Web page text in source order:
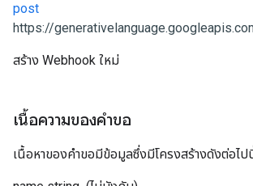
post
https://
สร้าง Webhook ใหม่
เนื้อความของคำขอ
เนื้อหาของคำขอมีข้อมูลซึ่งมีโครงสร้างดังต่อไป